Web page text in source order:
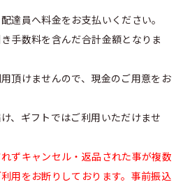
達員へ料金をお支払いください。
手数料を含んだ合計金額となりま
頂けませんので、現金のご用意をお
、ギフトではご利用いただけませ
ずキャンセル・返品された事が複数
用をお断りしております。事前振込